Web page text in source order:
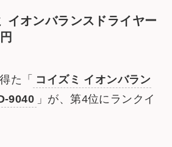
イオンバランスドライヤー
た「 コイズミ イオンバラン
9040 」が、第4位にランクイ